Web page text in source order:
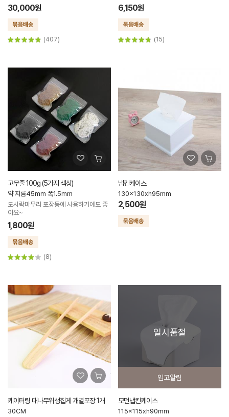
30,000원
(407)
6,150원
(15)
고무줄 100g (5가지 색상)
약 지름45mm 폭1.5mm
도시락마무리 포장등에 사용하기에도 좋
아요~
1,800원
(8)
냅킨케이스
130x130xh95mm
2,500원
케이터링 대나무위생집게 개별포장 1개
30CM
일시품절
입고알림
모던냅킨케이스
115x115xh90mm